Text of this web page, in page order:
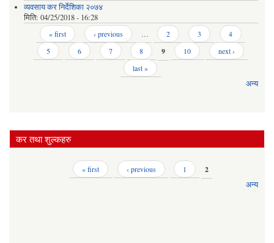
व्यवसाय कर निर्देशिका २०७४
मिति: 04/25/2018 - 16:28
Pages « first ‹ previous … 2 3
4
5
6 7 8 9 10
next ›
last »
अन्य
कर तथा शुल्कहरु
« first ‹ previous 1
2
अन्य